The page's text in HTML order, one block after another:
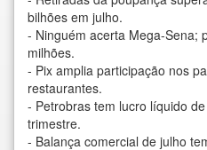
bilhões em julho.
- Ninguém acerta Mega-Sena;
milhões.
- Pix amplia participação nos
restaurantes.
- Petrobras tem lucro líquido
trimestre.
- Balança comercial de julho